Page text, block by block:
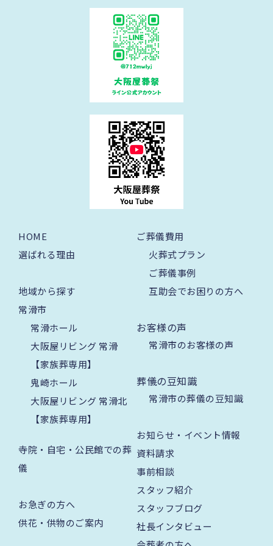
HOME
選ばれる理由
地域から探す
常滑市
常滑ホール
大阪屋リビング 常滑
【家族葬専用】
鬼崎ホール
大阪屋リビング 常滑北
【家族葬専用】
寺院・自宅・公民館での葬
儀
お急ぎの方へ
供花・供物のご案内
ご葬儀費用
火葬式プラン
ご葬儀事例
互助会でお困りの方へ
お客様の声
常滑市のお客様の声
葬儀の豆知識
常滑市の葬儀の豆知識
お知らせ・イベント情報
資料請求
事前相談
スタッフ紹介
スタッフブログ
社長インタビュー